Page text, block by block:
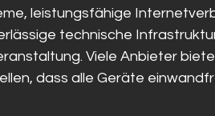
leistungsfähige
technische
Viele Anbieter
dass alle Geräte